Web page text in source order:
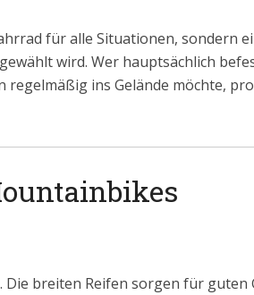
für alle Situationen, sondern
wird. Wer hauptsächlich
ins Gelände möchte,
breiten Reifen sorgen für